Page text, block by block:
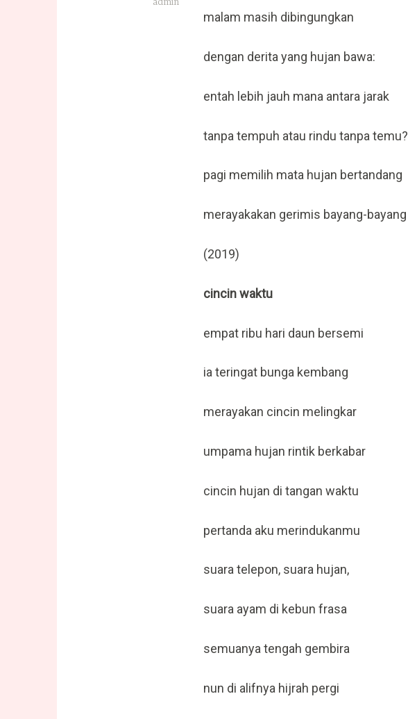
malam masih dibingungkan
dengan derita yang hujan bawa:
entah lebih jauh mana antara jarak
tanpa tempuh atau rindu tanpa temu?
pagi memilih mata hujan bertandang
merayakakan gerimis bayang-bayang
(2019)
cincin waktu
empat ribu hari daun bersemi
ia teringat bunga kembang
merayakan cincin melingkar
umpama hujan rintik berkabar
cincin hujan di tangan waktu
pertanda aku merindukanmu
suara telepon, suara hujan,
suara ayam di kebun frasa
semuanya tengah gembira
nun di alifnya hijrah pergi